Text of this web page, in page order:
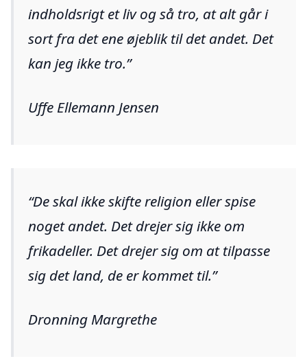
indholdsrigt et liv og så tro, at alt går i
sort fra det ene øjeblik til det andet. Det
kan jeg ikke tro.
Uffe Ellemann Jensen
De skal ikke skifte religion eller spise
noget andet. Det drejer sig ikke om
frikadeller. Det drejer sig om at tilpasse
sig det land, de er kommet til.
Dronning Margrethe